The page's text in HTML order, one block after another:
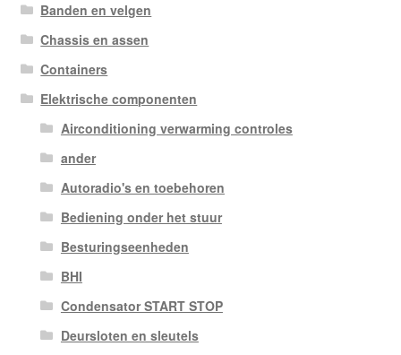
Banden en velgen
Chassis en assen
Containers
Elektrische componenten
Airconditioning verwarming controles
ander
Autoradio's en toebehoren
Bediening onder het stuur
Besturingseenheden
BHI
Condensator START STOP
Deursloten en sleutels